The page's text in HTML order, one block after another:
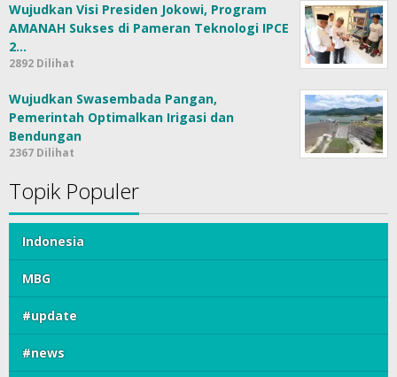
Wujudkan Visi Presiden Jokowi, Program
AMANAH Sukses di Pameran Teknologi IPCE
2…
2892 Dilihat
Wujudkan Swasembada Pangan,
Pemerintah Optimalkan Irigasi dan
Bendungan
2367 Dilihat
Topik Populer
Indonesia
MBG
#update
#news